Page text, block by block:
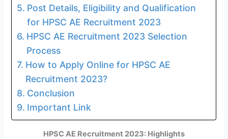
Post Details, Eligibility and Qualification
for HPSC AE Recruitment 2023
HPSC AE Recruitment 2023 Selection
Process
How to Apply Online for HPSC AE
Recruitment 2023?
Conclusion
Important Link
HPSC AE Recruitment 2023: Highlights